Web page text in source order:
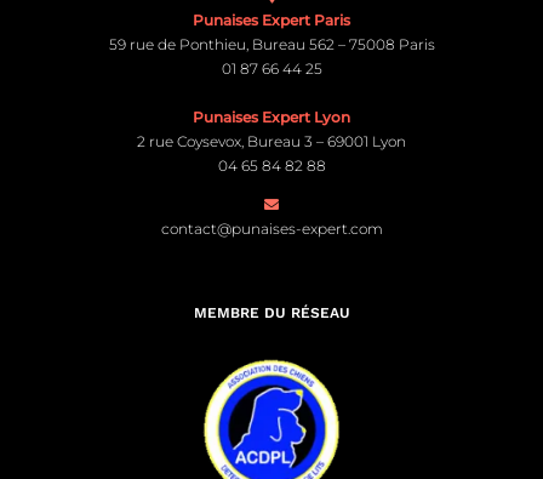
Punaises Expert Paris
59 rue de Ponthieu, Bureau 562 – 75008 Paris
01 87 66 44 25
Punaises Expert Lyon
2 rue Coysevox, Bureau 3 – 69001 Lyon
04 65 84 82 88
contact@punaises-expert.com
MEMBRE DU RÉSEAU